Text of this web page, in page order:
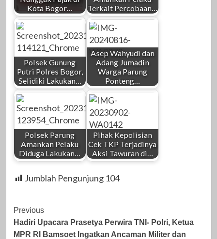
Kota Bogor…
Terkait Percobaan…
Polsek Gunung
Putri Polres Bogor,
Selidiki Lakukan…
Asep Wahyudi dan
Adang Jumadin
Warga Parung
Ponteng…
Polsek Parung
Amankan Pelaku
Diduga Lakukan…
Pihak Kepolisian
Cek TKP Terjadinya
Aksi Tawuran di…
Jumblah Pengunjung 104
Post
Navigation
Previous
Hadiri Upacara Prasetya Perwira TNI- Polri, Ketua
MPR RI Bamsoet Ingatkan Ancaman Militer dan